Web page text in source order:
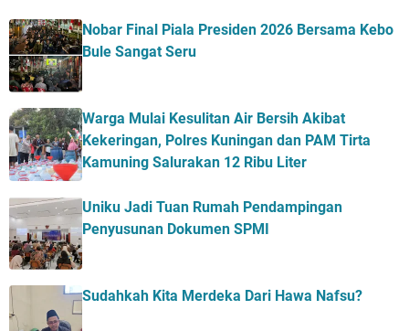
Nobar Final Piala Presiden 2026 Bersama Kebo
Bule Sangat Seru
Warga Mulai Kesulitan Air Bersih Akibat
Kekeringan, Polres Kuningan dan PAM Tirta
Kamuning Salurakan 12 Ribu Liter
Uniku Jadi Tuan Rumah Pendampingan
Penyusunan Dokumen SPMI
Sudahkah Kita Merdeka Dari Hawa Nafsu?